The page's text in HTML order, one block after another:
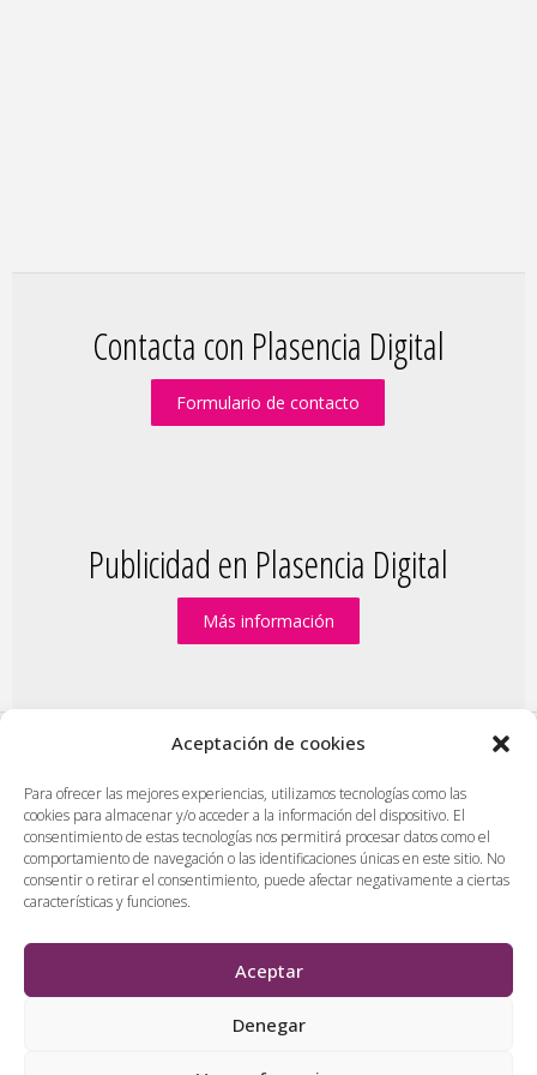
Aceptación de cookies
Para ofrecer las mejores experiencias, utilizamos tecnologías como las
cookies para almacenar y/o acceder a la información del dispositivo. El
consentimiento de estas tecnologías nos permitirá procesar datos como el
comportamiento de navegación o las identificaciones únicas en este sitio. No
consentir o retirar el consentimiento, puede afectar negativamente a ciertas
características y funciones.
Aceptar
Denegar
Contacta con Plasencia Digital
Formulario de contacto
Publicidad en Plasencia Digital
Más información
PlasenciaDigital.com | Formulario de contacto
Publicidad en Plasencia Digital
|
Política de cookies (UE)
| Protección de datos
Aviso legal
| Diseño web en Plasencia
por los administradores antes de ser publicado. No se aceptarán
personas, lugares o empresas.